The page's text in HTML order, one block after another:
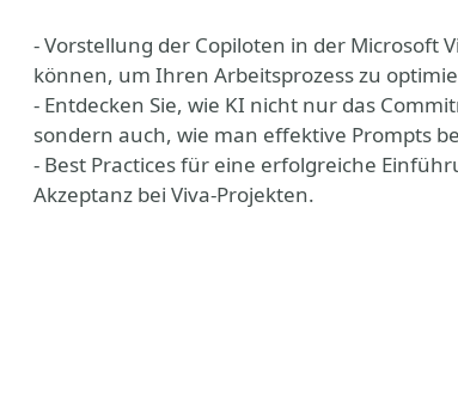
- Vorstellung der Copiloten in der Microsoft
können, um Ihren Arbeitsprozess zu
- Entdecken Sie, wie KI nicht nur das
sondern auch, wie man effektive Prompts
- Best Practices für eine erfolgreiche
Akzeptanz bei Viva-Projekten.